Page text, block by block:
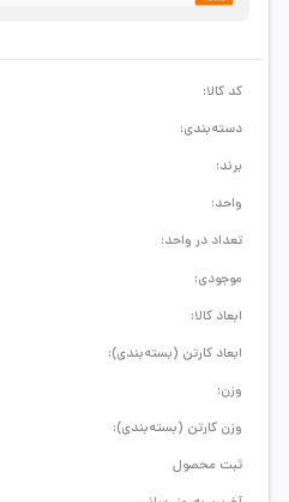
ابعاد کالا:
ابعاد کارتن (بسته‌بندی):
وزن:
وزن کارتن (بسته‌بندی):
ثبت محصول
کد کالا:
دسته‌بندی:
برند:
واحد:
تعداد در واحد:
موجودی: